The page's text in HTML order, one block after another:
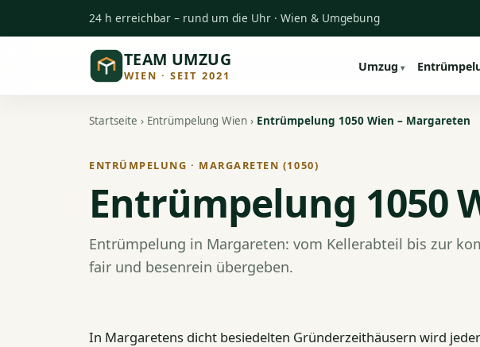
24 h erreichbar – rund um die Uhr · Wien & Umgebung
TEAM UMZUG
WIEN · SEIT 2021
Umzug
Startseite › Entrümpelung Wien › Entrümpelung 1050 Wien – Margareten
ENTRÜMPELUNG · MARGARETEN (1050)
Entrümpelung 1050
Entrümpelung in Margareten: vom Kellerabteil bis zur
fair und besenrein übergeben.
In Margaretens dicht besiedelten Gründerzeithäusern wird jeder